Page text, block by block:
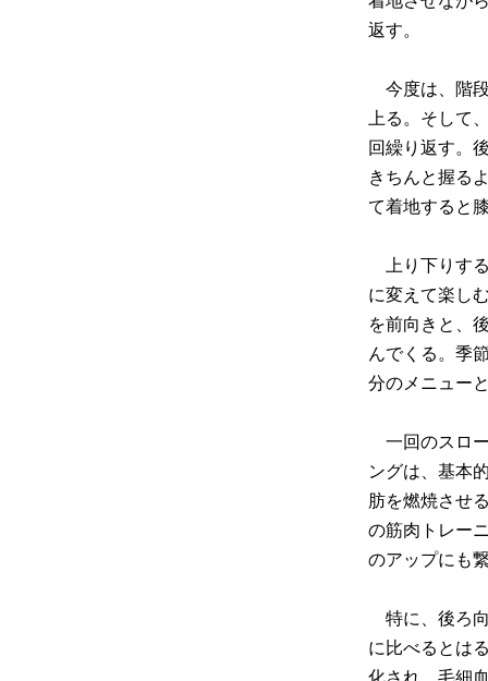
返す。
今度は、階
上る。そして
回繰り返す。
きちんと握る
て着地すると
上り下りす
に変えて楽し
を前向きと、
んでくる。季
分のメニュー
一回のスロ
ングは、基本
肪を燃焼させ
の筋肉トレー
のアップにも
特に、後ろ
に比べるとは
化され、毛細